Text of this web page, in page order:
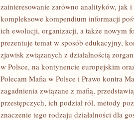
zainteresowanie zarówno analityków, jak
kompleksowe kompendium informacji
ich ewolucji, organizacji, a także nowym
prezentuje temat w sposób edukacyjny,
zjawisk związanych z działalnością
w Polsce, na kontynencie europejskim
Polecam Mafia w Polsce i Prawo kontra
zagadnienia związane z mafią,
przestępczych, ich podział ról, metody
znaczenie tego rodzaju działalności dla